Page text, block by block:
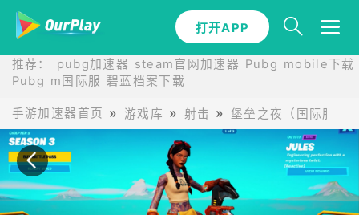
打开APP
推荐： pubg加速器 steam官网加速器 Pubg mobile下载
Pubg m国际服 碧蓝档案下载
手游加速器首页 游戏库 射击 堡垒之夜（国际服
打开APP